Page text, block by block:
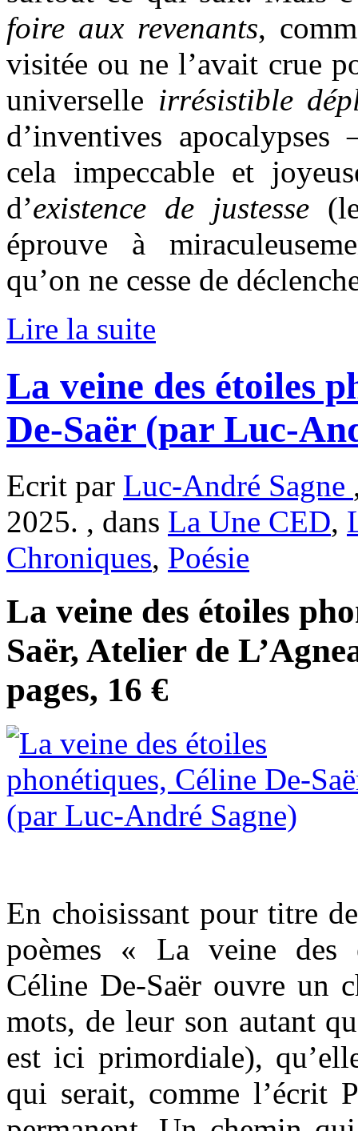
foire aux revenants,
visitée ou ne l’avait crue
universelle irrésistible
d’inventives
cela impeccable et
d’existence de justesse(le
éprouve à
qu’on ne cesse de
Lire la suite
La veine des étoiles
De-Saër (par Luc-
Ecrit par Luc-André Sagne
2025. , dans La Une CED,
Chroniques, Poésie
La veine des étoiles
Saër, Atelier de
pages, 16 €
En choisissant pour titre
poèmes « La veine des
Céline De-Saër ouvre un
mots, de leur son autant
est ici primordiale),
qui serait, comme l’écrit